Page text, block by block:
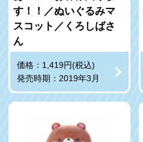
す！！／ぬいぐるみマ
スコット／くろしばさ
ん
価格：1,419円(税込)
発売時期：2019年3月